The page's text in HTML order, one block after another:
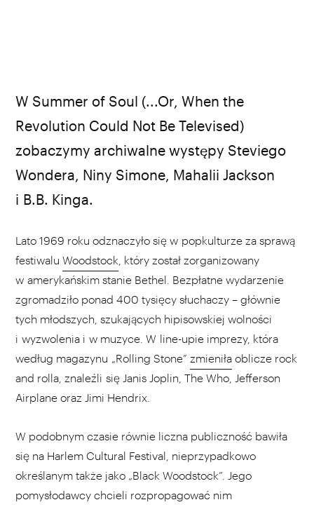
W Summer of Soul (...Or, When the
Revolution Could Not Be Televised)
zobaczymy archiwalne występy Steviego
Wondera, Niny Simone, Mahalii Jackson
i B.B. Kinga.
Lato 1969 roku odznaczyło się w popkulturze za sprawą
festiwalu Woodstock , który został zorganizowany
w amerykańskim stanie Bethel. Bezpłatne wydarzenie
zgromadziło ponad 400 tysięcy słuchaczy – głównie
tych młodszych, szukających hipisowskiej wolności
i wyzwolenia i w muzyce. W line-upie imprezy, która
według magazynu „Rolling Stone” zmieniła oblicze rock
and rolla, znaleźli się Janis Joplin, The Who, Jefferson
Airplane oraz Jimi Hendrix.
W podobnym czasie równie liczna publiczność bawiła
się na Harlem Cultural Festival, nieprzypadkowo
określanym także jako „Black Woodstock”. Jego
pomysłodawcy chcieli rozpropagować nim